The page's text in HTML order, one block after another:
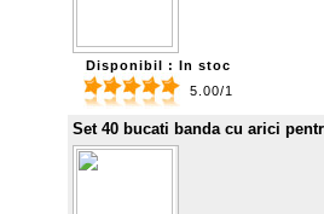
Disponibil : In stoc
5.00/1
Set 40 bucati banda cu arici